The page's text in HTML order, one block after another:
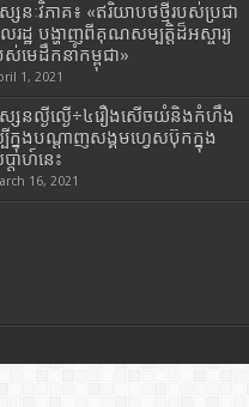
សនៈវិភាគ៖ «ឥរិយាបថថ្មីរបស់ប្រជា
រដ្ឋ បង្ហាញពីគុណសម្បត្តិដ៏អស្ចារ្យ
ស់មេដឹកនាំកម្ពុជា»
1, 2021
សនល្ងីល្ងើ÷៤រឿងសើចយំនិងកំហឹង
ក្នុងបណ្តាញសង្គមហ្វេសប៊ុកក្នុង
តាហ៍នេះ
16, 2021